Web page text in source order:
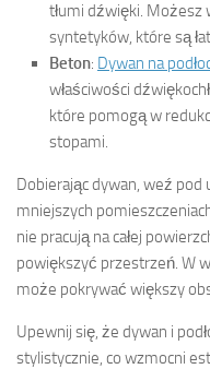
tłumi dźwięki. Możesz
syntetyków, które są
Beton: Dywan na
właściwości
które pomogą w
stopami.
Dobierając dywan, weź
mniejszych
nie pracują na całej
powiększyć przestrzeń. W
może pokrywać większy
Upewnij się, że dywan i
stylistycznie, co wzmocni